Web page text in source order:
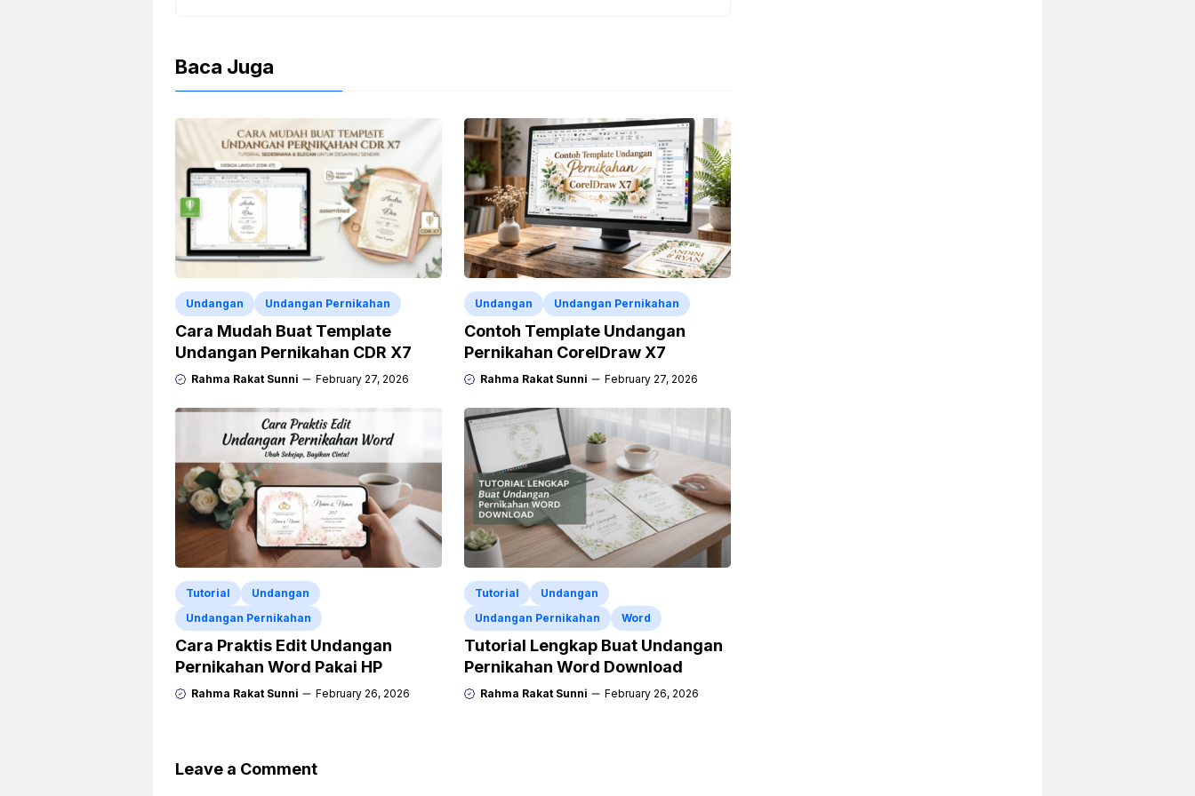
Baca Juga
Undangan Undangan Pernikahan
Cara Mudah Buat Template
Undangan Pernikahan CDR X7
Rahma Rakat Sunni February 27, 2026
Undangan Undangan Pernikahan
Contoh Template Undangan
Pernikahan CorelDraw X7
Rahma Rakat Sunni February 27, 2026
Tutorial
Undangan
Undangan Pernikahan
Cara Praktis Edit Undangan
Pernikahan Word Pakai HP
Rahma Rakat Sunni February 26, 2026
Tutorial
Undangan
Undangan Pernikahan
Word
Tutorial Lengkap Buat Undangan
Pernikahan Word Download
Rahma Rakat Sunni February 26, 2026
Leave a Comment